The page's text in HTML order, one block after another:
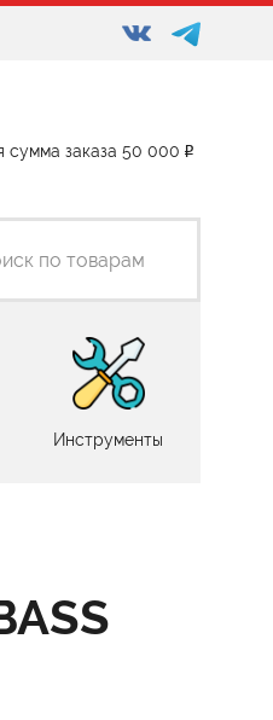
сумма заказа 50 000
Инструменты